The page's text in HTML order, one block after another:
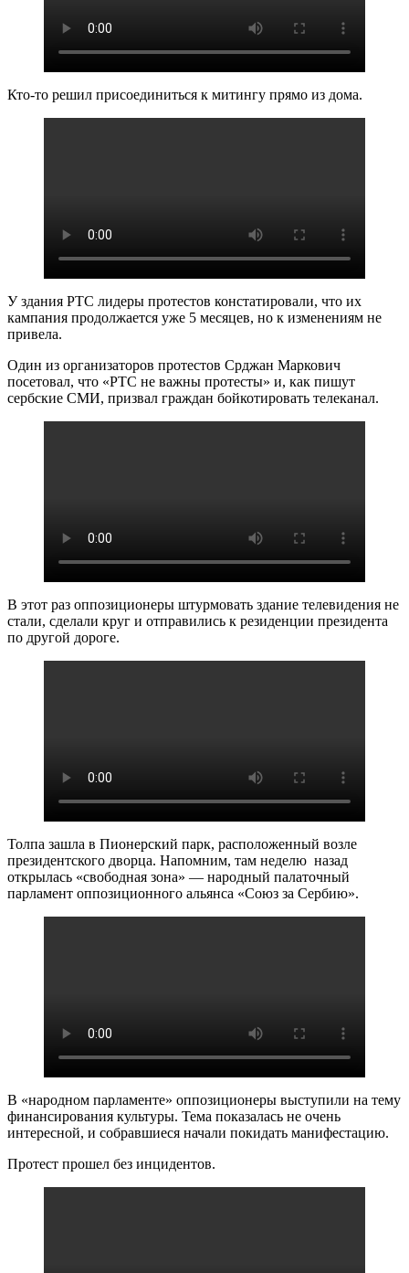
Кто-то решил присоединиться к митингу прямо из дома.
У здания РТС лидеры протестов констатировали, что их
кампания продолжается уже 5 месяцев, но к изменениям не
привела.
Один из организаторов протестов Срджан Маркович
посетовал, что «РТС не важны протесты» и, как пишут
сербские СМИ, призвал граждан бойкотировать телеканал.
В этот раз оппозиционеры штурмовать здание телевидения не
стали, сделали круг и отправились к резиденции президента
по другой дороге.
Толпа зашла в Пионерский парк, расположенный возле
президентского дворца. Напомним, там неделю назад
открылась «свободная зона» — народный палаточный
парламент оппозиционного альянса «Союз за Сербию».
В «народном парламенте» оппозиционеры выступили на тему
финансирования культуры. Тема показалась не очень
интересной, и собравшиеся начали покидать манифестацию.
Протест прошел без инцидентов.